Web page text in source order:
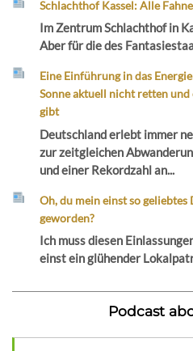
Schlachthof Kassel: Alle
Im Zentrum Schlachthof in
Aber für die des
Eine Einführung in das
Sonne aktuell nicht retten und
gibt
Deutschland erlebt immer
zur zeitgleichen
und einer Rekordzahl an...
Oh, du mein einst so
geworden?
Ich muss diesen
einst ein glühender
Podcast